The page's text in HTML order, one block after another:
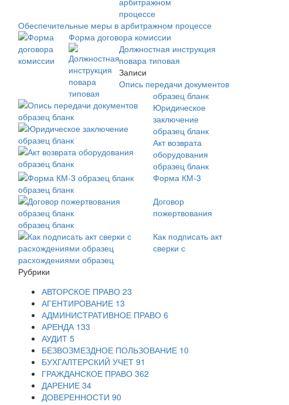
Обеспечительные меры в арбитражном процессе
Форма договора комиссии
Должностная инструкция
повара типовая
Записи
Опись передачи документов
образец бланк
Юридическое
заключение
образец бланк
Акт возврата
оборудования
образец бланк
Форма КМ-3
образец бланк
Договор
пожертвования
образец бланк
Как подписать акт
сверки с
расхождениями образец
Рубрики
АВТОРСКОЕ ПРАВО 23
АГЕНТИРОВАНИЕ 13
АДМИНИСТРАТИВНОЕ ПРАВО 6
АРЕНДА 133
АУДИТ 5
БЕЗВОЗМЕЗДНОЕ ПОЛЬЗОВАНИЕ 10
БУХГАЛТЕРСКИЙ УЧЕТ 91
ГРАЖДАНСКОЕ ПРАВО 362
ДАРЕНИЕ 34
ДОВЕРЕННОСТИ 90